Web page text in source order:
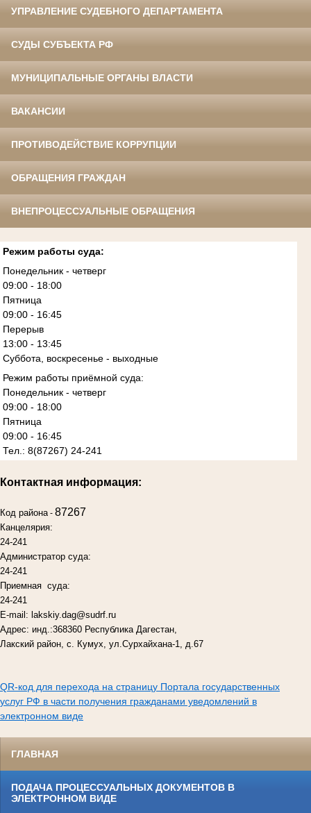
УПРАВЛЕНИЕ СУДЕБНОГО ДЕПАРТАМЕНТА
СУДЫ СУБЪЕКТА РФ
МУНИЦИПАЛЬНЫЕ ОРГАНЫ ВЛАСТИ
ВАКАНСИИ
ПРОТИВОДЕЙСТВИЕ КОРРУПЦИИ
ОБРАЩЕНИЯ ГРАЖДАН
ВНЕПРОЦЕССУАЛЬНЫЕ ОБРАЩЕНИЯ
Режим работы суда:
Понедельник - четверг
09:00 - 18:00
Пятница
09:00 - 16:45
Перерыв
13:00 - 13:45
Суббота, воскресенье - выходные
Режим работы приёмной суда:
Понедельник - четверг
09:00 - 18:00
Пятница
09:00 - 16:45
Тел.: 8(87267) 24-241
Контактная информация:
Код района - 87267
Канцелярия:
24-241
Администратор суда:
24-241
Приемная суда:
24-241
E-mail: lakskiy.dag@sudrf.ru
Адрес: инд.:368360 Республика Дагестан,
Лакский район, с. Кумух, ул.Сурхайхана-1, д.67
QR-код для перехода на страницу Портала государственных
услуг РФ в части получения гражданами уведомлений в
электронном виде
ГЛАВНАЯ
ПОДАЧА ПРОЦЕССУАЛЬНЫХ ДОКУМЕНТОВ В
ЭЛЕКТРОННОМ ВИДЕ